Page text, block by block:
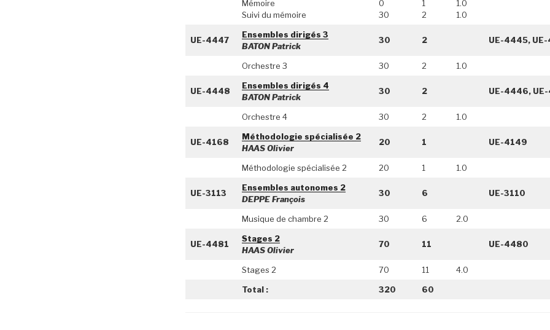
Mémoire
Suivi du mémoire
0
30
1
2
1.0
1.0
UE-4447
Ensembles dirigés 3
BATON Patrick
30 2 UE-4445,
Orchestre 3 30 2 1.0
UE-4448
Ensembles dirigés 4
BATON Patrick
30 2 UE-4446,
Orchestre 4 30 2 1.0
UE-4168
Méthodologie spécialisée 2
HAAS Olivier
20 1 UE-4149
Méthodologie spécialisée 2 20 1 1.0
UE-3113
Ensembles autonomes 2
DEPPE François
30 6 UE-3110
Musique de chambre 2 30 6 2.0
UE-4481
Stages 2
HAAS Olivier
70 11 UE-4480
Stages 2 70 11
4.0
Total :
320 60